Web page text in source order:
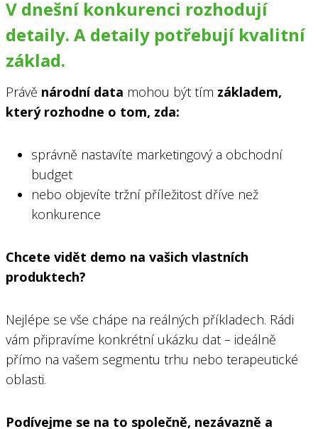
V dnešní konkurenci rozhodují
detaily. A detaily potřebují kvalitní
základ.
Právě národní data mohou být tím základem,
který rozhodne o tom, zda:
správně nastavíte marketingový a obchodní
budget
nebo objevíte tržní příležitost dříve než
konkurence
Chcete vidět demo na vašich vlastních
produktech?
Nejlépe se vše chápe na reálných příkladech. Rádi
vám připravíme konkrétní ukázku dat – ideálně
přímo na vašem segmentu trhu nebo terapeutické
oblasti.
Podívejme se na to společně, nezávazně a